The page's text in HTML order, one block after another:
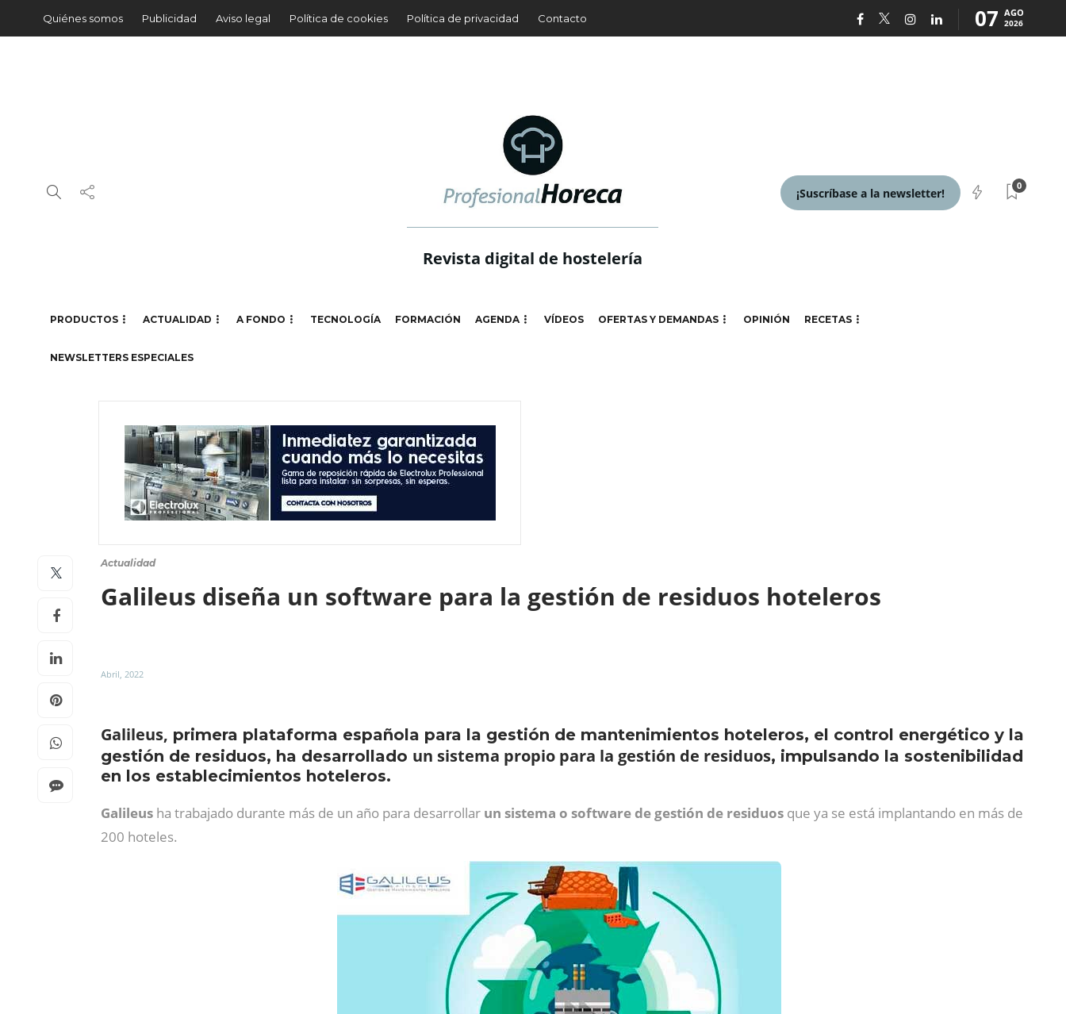
Quiénes somos Publicidad Aviso legal Política de cookies Política de privacidad Contacto 07 AGO
2026
Revista digital de hostelería
¡Suscríbase a la newsletter!
0
PRODUCTOS ACTUALIDAD A FONDO TECNOLOGÍA FORMACIÓN AGENDA VÍDEOS OFERTAS Y DEMANDAS OPINIÓN RECETAS
NEWSLETTERS ESPECIALES
Actualidad
Galileus diseña un software para la gestión de residuos hoteleros
Abril, 2022
Galileus, primera plataforma española para la gestión de mantenimientos hoteleros, el control energético y la
gestión de residuos, ha desarrollado un sistema propio para la gestión de residuos, impulsando la sostenibilidad
en los establecimientos hoteleros.
Galileus ha trabajado durante más de un año para desarrollar un sistema o software de gestión de residuos que ya se está implantando en más de
200 hoteles.